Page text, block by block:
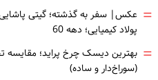
= عکس| سفر به گذشته؛ گیتی
پولاد کیمیایی؛ دهه 60
= بهترین دیسک چرخ پراید؛
(سوراخ‌دار و ساده)